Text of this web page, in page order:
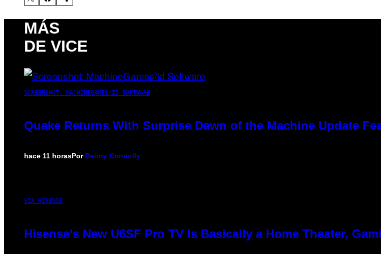
MÁS
DE VICE
SCREENSHOT: MACHINEGAMES/ID SOFTWARE
Quake Returns With Surprise Dawn of the Machine Update
hace 11 horasPor Denny Connolly
VIA HISENSE
Hisense’s New U6SF Pro TV Is Basically a Home Theater,